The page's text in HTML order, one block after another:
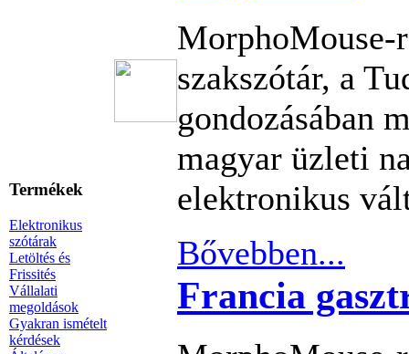
Termékek
Elektronikus
szótárak
Letöltés és
Frissités
Vállalati
megoldások
Gyakran ismételt
kérdések
MorphoMouse-
szakszótár, a
gondozásában
magyar üzleti
elektronikus
Bővebben...
Francia